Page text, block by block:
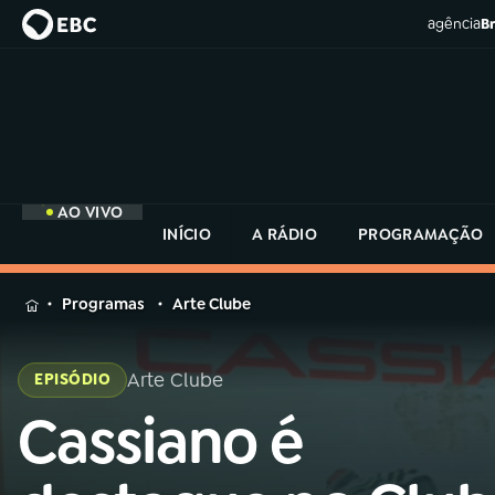
agência
AO VIVO
INÍCIO
A RÁDIO PROGRAMAÇÃO
MENU
Buscar
na
Rádio
Início
na
Rádio
Programas Arte Clube
EPISÓDIO Arte Clube
Cassiano é